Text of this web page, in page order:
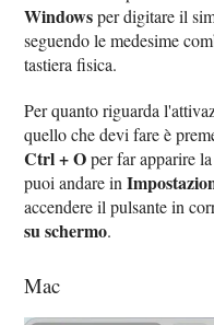
Windowsper digitare il
seguendo le medesime
tastiera fisica.
Per quanto riguarda
quello che devi fare è
Ctrl + Oper far apparire
puoi andare in
accendere il pulsante in
su schermo.
Mac